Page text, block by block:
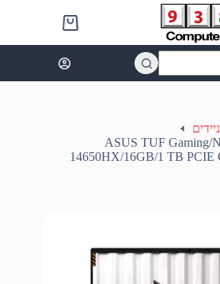
Shopping
cart
ASUS TUF Gaming/
14650HX/16GB/1 TB PCIE